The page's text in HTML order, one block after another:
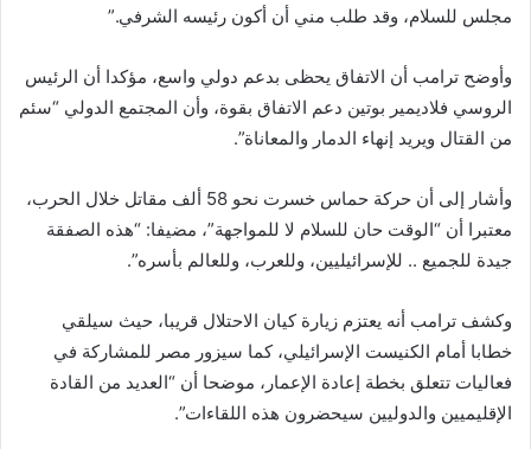
مجلس للسلام، وقد طلب مني أن أكون رئيسه الشرفي.”
وأوضح ترامب أن الاتفاق يحظى بدعم دولي واسع، مؤكدا أن الرئيس
الروسي فلاديمير بوتين دعم الاتفاق بقوة، وأن المجتمع الدولي “سئم
من القتال ويريد إنهاء الدمار والمعاناة”.
وأشار إلى أن حركة حماس خسرت نحو 58 ألف مقاتل خلال الحرب،
معتبرا أن “الوقت حان للسلام لا للمواجهة”، مضيفا: “هذه الصفقة
جيدة للجميع .. للإسرائيليين، وللعرب، وللعالم بأسره”.
وكشف ترامب أنه يعتزم زيارة كيان الاحتلال قريبا، حيث سيلقي
خطابا أمام الكنيست الإسرائيلي، كما سيزور مصر للمشاركة في
فعاليات تتعلق بخطة إعادة الإعمار، موضحا أن “العديد من القادة
الإقليميين والدوليين سيحضرون هذه اللقاءات”.